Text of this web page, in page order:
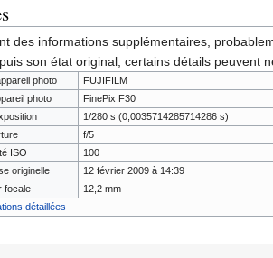
des informations supplémentaires,
son état original, certains détails peuvent
photo
FUJIFILM
photo
FinePix F30
1/280 s (0,0035714285714286 s)
f/5
ISO
100
originelle
12 février 2009 à 14:39
focale
12,2 mm
détaillées